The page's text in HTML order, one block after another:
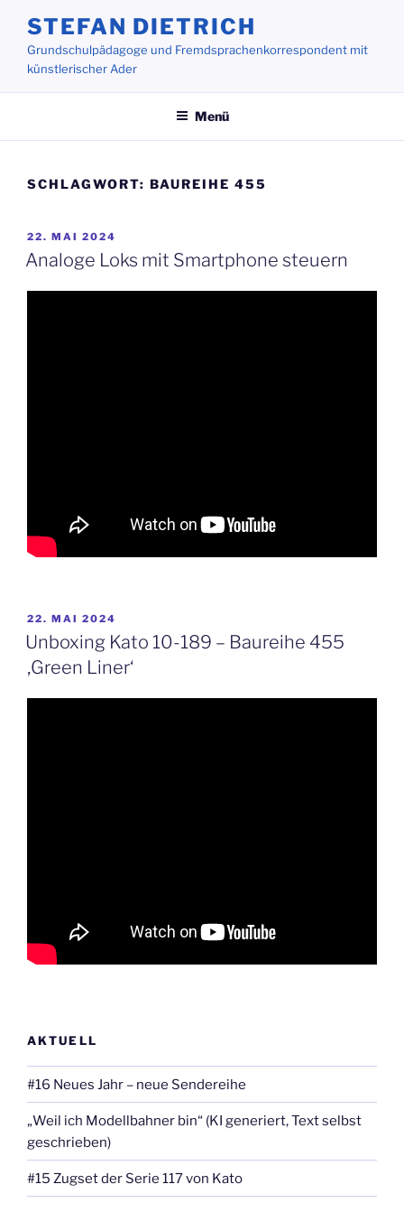
Inhalt
springen
STEFAN DIETRICH
Grundschulpädagoge und Fremdsprachenkorrespondent mit
künstlerischer Ader
Menü
SCHLAGWORT: BAUREIHE 455
VERÖFFENTLICHT
AM
22. MAI 2024
Analoge Loks mit Smartphone steuern
VERÖFFENTLICHT
AM
22. MAI 2024
Unboxing Kato 10-189 – Baureihe 455
‚Green Liner‘
AKTUELL
#16 Neues Jahr – neue Sendereihe
„Weil ich Modellbahner bin“ (KI generiert, Text selbst
geschrieben)
#15 Zugset der Serie 117 von Kato